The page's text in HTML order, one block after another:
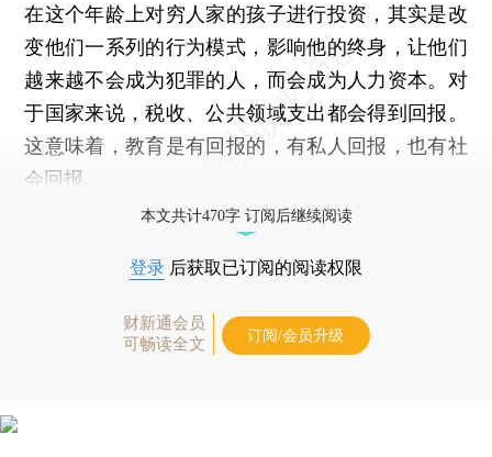
在这个年龄上对穷人家的孩子进行投资，其实是改
变他们一系列的行为模式，影响他的终身，让他们
越来越不会成为犯罪的人，而会成为人力资本。对
于国家来说，税收、公共领域支出都会得到回报。
这意味着，教育是有回报的，有私人回报，也有社
会回报。
本文共计470字 订阅后继续阅读
登录 后获取已订阅的阅读权限
财新通会员
可畅读全文
订阅/会员升级